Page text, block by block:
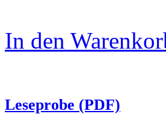
In den
Leseprobe (PDF)